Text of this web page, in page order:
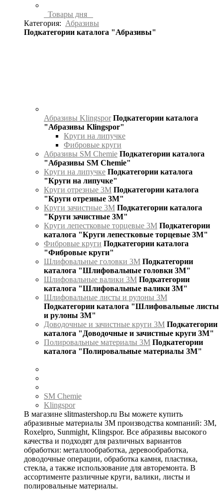
Товары дня
Категория: Абразивы
Подкатегории каталога "Абразивы"
Абразивы Klingspor Подкатегории каталога
"Абразивы Klingspor"
Круги на липучке
Фибровые круги
Абразивы SM Chemie Подкатегории каталога
"Абразивы SM Chemie"
Круги на липучке Подкатегории каталога
"Круги на липучке"
Круги отрезные 3М Подкатегории каталога
"Круги отрезные 3М"
Круги зачистные 3М Подкатегории каталога
"Круги зачистные 3М"
Круги лепестковые торцевые 3М Подкатегории
каталога "Круги лепестковые торцевые 3М"
Фибровые круги Подкатегории каталога
"Фибровые круги"
Шлифовальные головки 3М Подкатегории
каталога "Шлифовальные головки 3М"
Шлифовальные валики 3М Подкатегории
каталога "Шлифовальные валики 3М"
Шлифовальные листы и рулоны 3М
Подкатегории каталога "Шлифовальные листы
и рулоны 3М"
Доводочные и зачистные круги 3М Подкатегории
каталога "Доводочные и зачистные круги 3М"
Полировальные материалы 3М Подкатегории
каталога "Полировальные материалы 3М"
SM Chemie
Klingspor
В магазине slitmastershop.ru Вы можете купить
абразивные материалы 3М производства компаний: 3М,
Roxelpro, Sunmight, Klingspor. Все абразивы высокого
качества и подходят для различных вариантов
обработки: металлообработка, деревообработка,
доводочные операции, обработка камня, пластика,
стекла, а также использование для авторемонта. В
ассортименте различные круги, валики, листы и
полировальные материалы.